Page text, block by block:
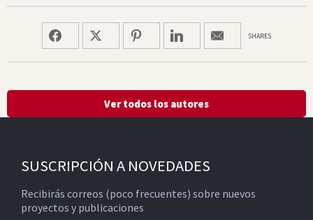
SHARES
Ver todos los autores
SUSCRIPCIÓN A NOVEDADES
Recibirás correos (poco frecuentes) sobre nuevos
proyectos y publicaciones